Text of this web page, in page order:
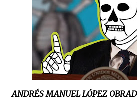
ANDRÉS MANUEL LÓPEZ